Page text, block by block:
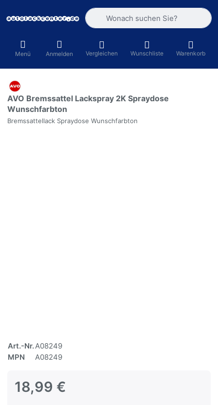
Geben Sie einen Suchbegriff ein.
Menü Anmelden Vergleichen Wunschliste Warenkorb
AVO Bremssattel Lackspray 2K Spraydose
Wunschfarbton
Bremssattellack Spraydose Wunschfarbton
Art.-Nr.A08249
MPN
A08249
18,99 €